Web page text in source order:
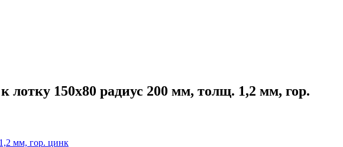
150х80 радиус 200 мм, толщ. 1,2 мм, гор.